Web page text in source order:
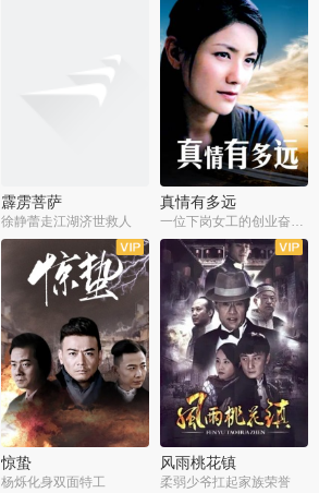
霹雳菩萨
徐静蕾走江湖济世救人
真情有多远
一位下岗女工的创业奋斗史
全39集
惊蛰
杨烁化身双面特工
全36集
风雨桃花镇
柔弱少爷扛起家族荣誉